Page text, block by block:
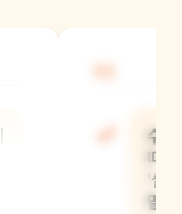
수
때
'설
말